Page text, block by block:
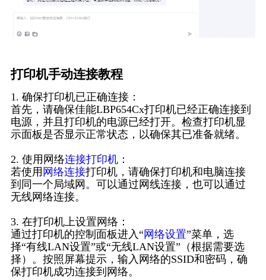
打印机手动连接教程
1. 确保打印机已正确连接：
首先，请确保佳能LBP654Cx打印机已经正确连接到
电源，并且打印机的电源已经打开。检查打印机显
示面板是否显示正常状态，以确保其已准备就绪。
2. 使用网络连接打印机：
若使用 网络连接打印机，请确保打印机和电脑连接
到同一个局域网。可以通过网线连接，也可以通过
无线网络连接。
3. 在打印机上设置网络：
通过打印机的控制面板进入“网络设置”菜单，选
择“有线LAN设置”或“无线LAN设置”（根据需要选
择）。按照屏幕提示，输入网络的SSID和密码，确
保打印机成功连接到网络。